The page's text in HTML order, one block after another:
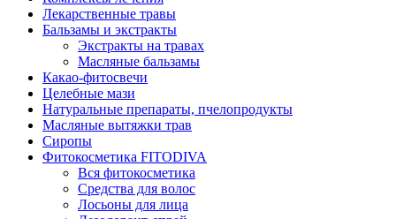
Лекарственные травы
Бальзамы и экстракты
Экстракты на травах
Масляные бальзамы
Какао-фитосвечи
Целебные мази
Натуральные препараты, пчелопродукты
Масляные вытяжки трав
Сиропы
Фитокосметика FITODIVA
Вся фитокосметика
Средства для волос
Лосьоны для лица